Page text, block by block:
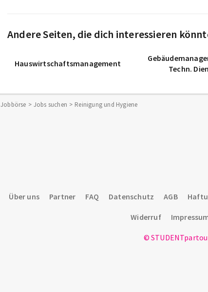
Andere Seiten, die dich interessieren
Hauswirtschaftsmanagement
Techn.
Jobbörse Jobs suchen Reinigung und Hygiene
Über uns Partner FAQ Datenschutz AGB
Widerruf
©